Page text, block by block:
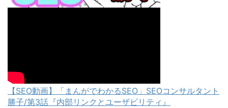
【SEO動画】「まんがでわかるSEO」SEOコンサルタント
勝子/第3話『内部リンクとユーザビリティ』